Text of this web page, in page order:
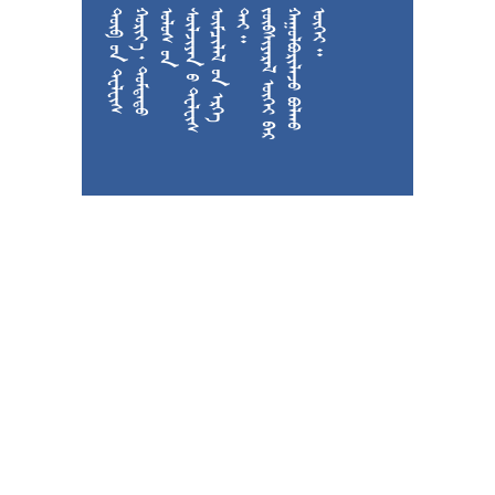

































































  






































 